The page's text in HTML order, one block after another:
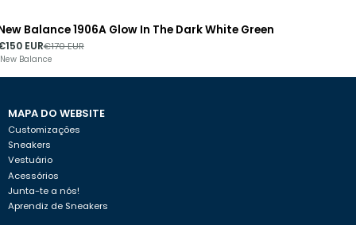
-12% DESCONTO
Balance 1906A Glow In The Dark White Green
EUR€170 EUR
New Balance
MAPA DO WEBSITE
Customizações
Sneakers
Vestuário
Acessórios
Junta-te a nós!
Aprendiz de Sneakers